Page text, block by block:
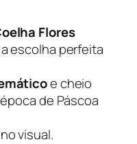
s
c
a
C
o
e
Flores
escolha perfeita
e cheio
de Páscoa
visual.